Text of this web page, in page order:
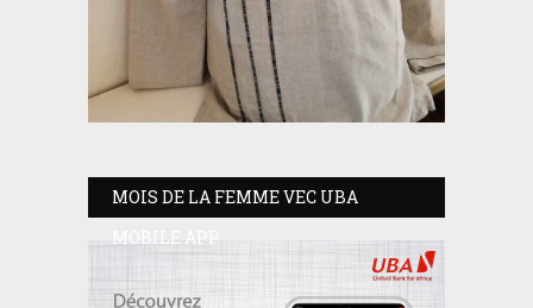
MOIS DE LA FEMME VEC UBA
MOBILE APP